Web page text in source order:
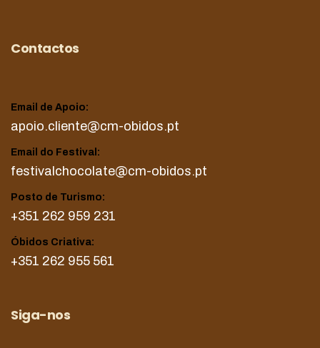
Contactos
Email de Apoio:
apoio.cliente@cm-obidos.pt
Email do Festival:
festivalchocolate@cm-obidos.pt
Posto de Turismo:
+351 262 959 231
Óbidos Criativa:
+351 262 955 561
Siga-nos